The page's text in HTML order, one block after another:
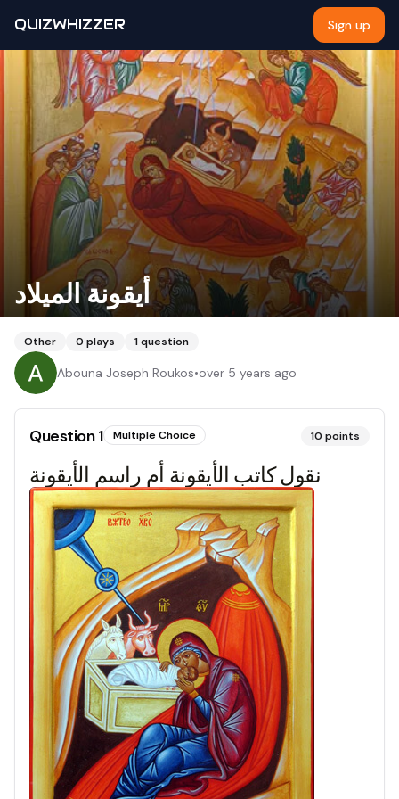
QUIZWHIZZER Sign up
أيقونة الميلاد
Other 0 plays 1question
Abouna Joseph Roukos•over 5 years ago
Question1 Multiple Choice 10 points
نقول كاتب الأيقونة أم راسم الأيقونة